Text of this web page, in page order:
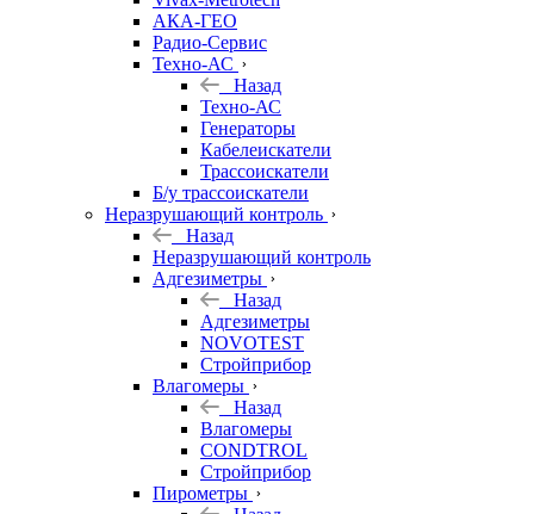
АКА-ГЕО
Радио-Сервис
Техно-АС
Назад
Техно-АС
Генераторы
Кабелеискатели
Трассоискатели
Б/у трассоискатели
Неразрушающий контроль
Назад
Неразрушающий контроль
Адгезиметры
Назад
Адгезиметры
NOVOTEST
Стройприбор
Влагомеры
Назад
Влагомеры
CONDTROL
Стройприбор
Пирометры